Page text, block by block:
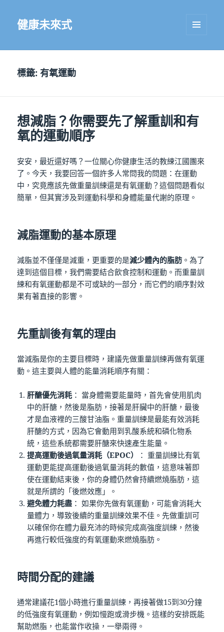
健康未來式
小工具
標籤:有氧運動
想減脂？你需要先了解重訓和有
氧的運動順序
安安，最近還好嗎？一位關心你健康生活的教練江國團來
了。今天，我要回答一個許多人常問我的問題：在運動
中，究竟應該先做重量訓練還是有氧運動？這個問題看似
簡單，但其實涉及到運動科學和身體能量代謝的原理。
減脂運動的基本原理
減脂並不僅僅是減重，更重要的是減少體內的脂肪 。為了
達到這個目標，我們需要結合飲食控制和運動。而重量訓
練和有氧運動都是不可或缺的一部分，而它們的順序對效
果有著直接的影響。
先重訓後有氧的理由
當減脂是你的主要目標時，建議先做重量訓練再做有氧運
動。這主要與人體的能量消耗順序有關：
肝醣優先消耗 ： 當身體需要能量時，首先會使用肌肉
中的肝醣，然後是脂肪，接著是肝臟中的肝醣，最後
才是血液裡的三酸甘油脂。重量訓練是最能有效消耗
肝醣的方式，因為它會動用到乳酸系統和磷化物系
統，這些系統都需要肝醣來快速產生能量​。
提高運動後過氧量消耗（EPOC）
： 重量訓練比有氧
運動更能提高運動後過氧量消耗的數值，這意味著即
使在運動結束後，你的身體仍然會持續燃燒脂肪，這
就是所謂的「後燃效應」​。
避免體力耗盡 ： 如果你先做有氧運動，可能會消耗大
量體力，導致後續的重量訓練效果不佳。先做重訓可
以確保你在體力最充沛的時候完成高強度訓練，然後
再進行較低強度的有氧運動來燃燒脂肪。
時間分配的建議
通常建議花1個小時進行重量訓練，再接著做15到30分鐘
的低強度有氧運動，例如慢跑或滑步機。這樣的安排既能
幫助燃脂，也能當作收操，一舉兩得​。